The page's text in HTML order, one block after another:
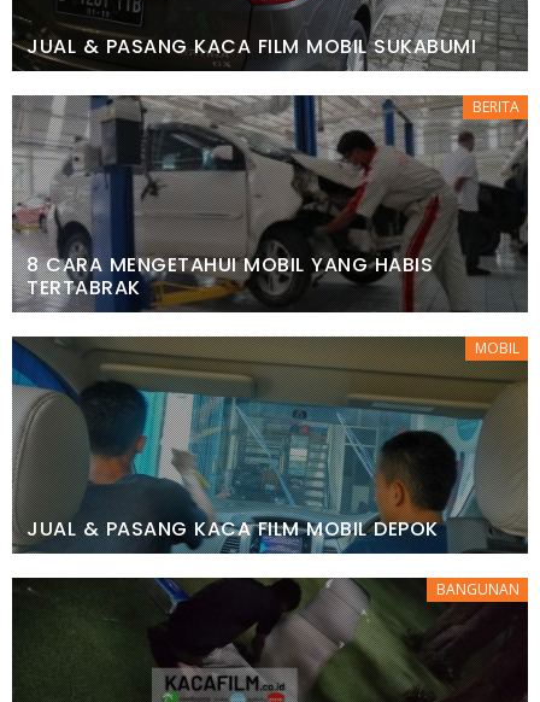
JUAL & PASANG KACA FILM MOBIL SUKABUMI
BERITA
8 CARA MENGETAHUI MOBIL YANG HABIS
TERTABRAK
MOBIL
JUAL & PASANG KACA FILM MOBIL DEPOK
BANGUNAN